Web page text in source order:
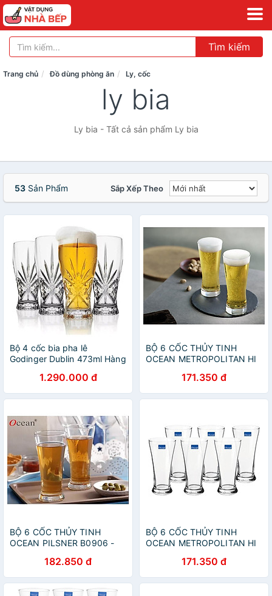
Tìm kiếm
Trang chủ Đồ dùng phòng ăn Ly, cốc
ly bia
Ly bia - Tất cả sản phẩm Ly bia
53 Sản Phẩm Sắp Xếp Theo
Bộ 4 cốc bia pha lê
Godinger Dublin 473ml Hàng
1.290.000 đ
BỘ 6 CỐC THỦY TINH
OCEAN METROPOLITAN HI
171.350 đ
BỘ 6 CỐC THỦY TINH
OCEAN PILSNER B0906 -
182.850 đ
BỘ 6 CỐC THỦY TINH
OCEAN METROPOLITAN HI
171.350 đ